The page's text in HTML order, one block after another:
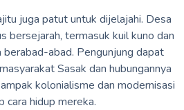
juga patut untuk dijelajahi. Desa
bersejarah, termasuk kuil kuno dan
berabad-abad. Pengunjung dapat
Sasak dan hubungannya
kolonialisme dan modernisasi
cara hidup mereka.